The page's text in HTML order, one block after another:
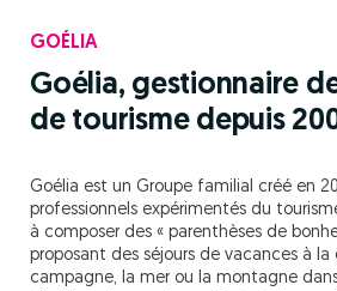
GOÉLIA
Goélia, gestionnaire
de tourisme depuis
Goélia est un Groupe familial créé en
professionnels expérimentés du
à composer des « parenthèses de
proposant des séjours de vacances à la
campagne, la mer ou la montagne